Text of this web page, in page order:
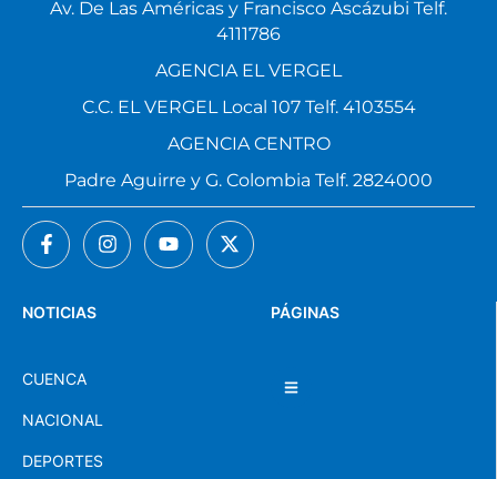
PÁGINAS
NOTICIAS
CUENCA
NACIONAL
DEPORTES
Av. De Las Américas y Francisco Ascázubi Telf.
4111786
AGENCIA EL VERGEL
C.C. EL VERGEL Local 107 Telf. 4103554
AGENCIA CENTRO
Padre Aguirre y G. Colombia Telf. 2824000